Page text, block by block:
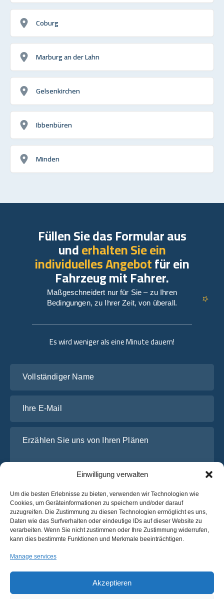
Einwilligung verwalten
Um die besten Erlebnisse zu bieten, verwenden wir Technologien wie
Cookies, um Geräteinformationen zu speichern und/oder darauf
zuzugreifen. Die Zustimmung zu diesen Technologien ermöglicht es uns,
Daten wie das Surfverhalten oder eindeutige IDs auf dieser Website zu
verarbeiten. Wenn Sie nicht zustimmen oder Ihre Zustimmung widerrufen,
kann dies bestimmte Funktionen und Merkmale beeinträchtigen.
Manage services
Akzeptieren
Coburg
Marburg an der Lahn
Gelsenkirchen
Ibbenbüren
Minden
Es wird weniger als eine Minute dauern!
Ich habe dieDatenschutz-Bestimmungenvon OsaBus
Ein Angebot einholen
Füllen Sie das Formular aus
underhalten Sie ein
individuelles Angebotfür ein
Fahrzeug mit Fahrer.
Maßgeschneidert nur für Sie – zu Ihren
Bedingungen, zu Ihrer Zeit, von überall.